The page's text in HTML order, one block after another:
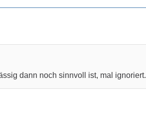
dann noch sinnvoll ist, mal ignoriert.